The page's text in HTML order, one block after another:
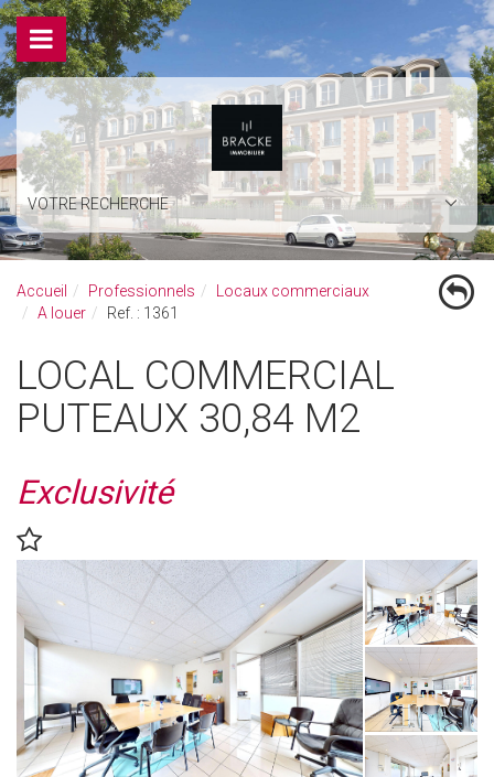
VOTRE RECHERCHE
Accueil Professionnels
Locaux commerciaux
A louer
Ref. : 1361
LOCAL COMMERCIAL
PUTEAUX 30,84 M2
Exclusivité